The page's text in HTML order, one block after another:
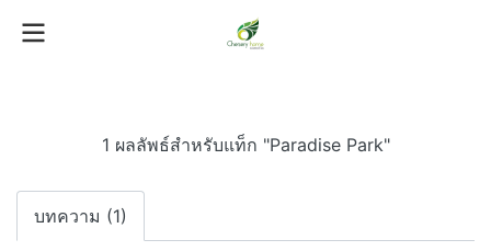
1 ผลลัพธ์สำหรับแท็ก "Paradise Park"
บทความ (1)